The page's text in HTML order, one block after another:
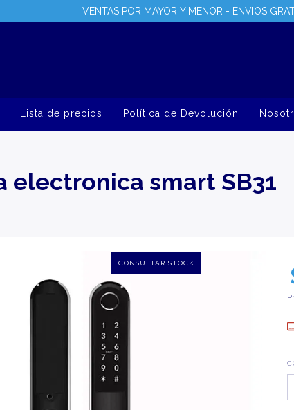
VENTAS POR MAYOR Y MENOR - ENVIOS
Lista de precios Política de Devolución
electronica smart SB31